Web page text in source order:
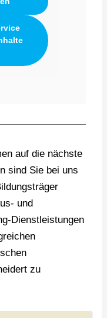
auf die nächste
sind Sie bei uns
und
Dienstleistungen
zu